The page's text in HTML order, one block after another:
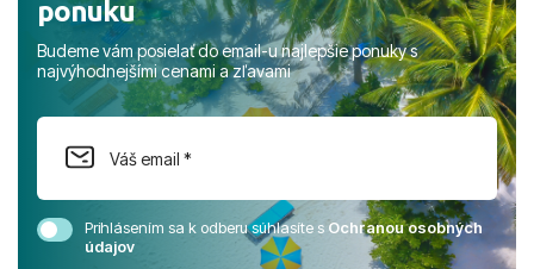
ponuku
Budeme vám posielať do email-u najlepšie ponuky s
najvýhodnejšími cenami a zľavami
Prihlásením sa k odberu súhlasíte sOchranou osobných
údajov